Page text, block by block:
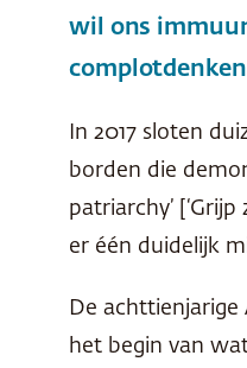
wil ons
In 2017 sloten
borden die
patriarchy’
er één duidelijk
De achttienjarige
het begin van